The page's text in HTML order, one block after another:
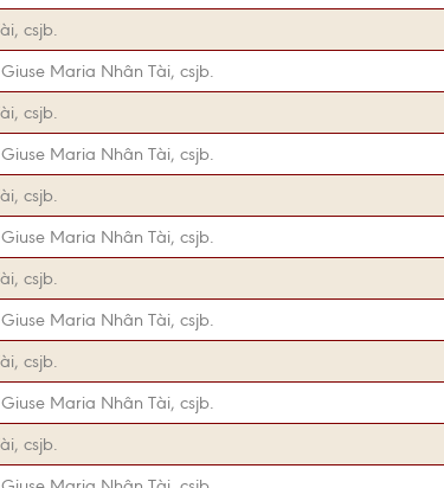
csjb.
Maria Nhân Tài, csjb.
csjb.
Maria Nhân Tài, csjb.
csjb.
Maria Nhân Tài, csjb.
csjb.
Maria Nhân Tài, csjb.
csjb.
Maria Nhân Tài, csjb.
csjb.